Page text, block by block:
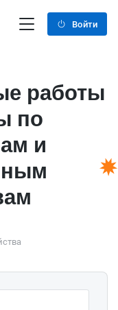
Войти
работы
по
и